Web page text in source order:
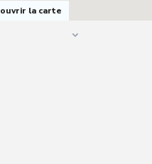
ouvrir la carte